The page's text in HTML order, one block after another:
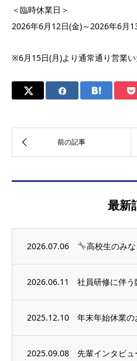
＜臨時休業日＞
2026年6月12日(金)～2026年6月
※6月15日(月)より通常通り営業い
最新
2026.07.06 高校生のみ
2026.06.11 社員研修に伴
2025.12.10 年末年始休業
2025.09.08 先輩インタビ